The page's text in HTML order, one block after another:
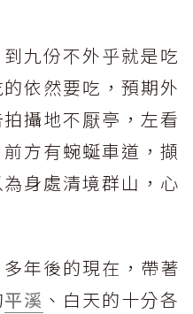
九份不外乎就是吃
依然要吃，預期外
攝地不厭亭，左看
方有蜿蜒車道，擷
身處清境群山，心
年後的現在，帶著
平溪 、白天的十分各